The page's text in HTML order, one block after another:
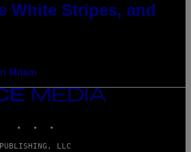
White Stripes, and
Milam
LLC